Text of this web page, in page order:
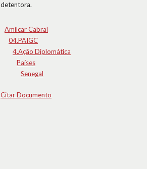
detentora.
Amílcar Cabral
04.PAIGC
4.Ação Diplomática
Países
Senegal
Citar Documento